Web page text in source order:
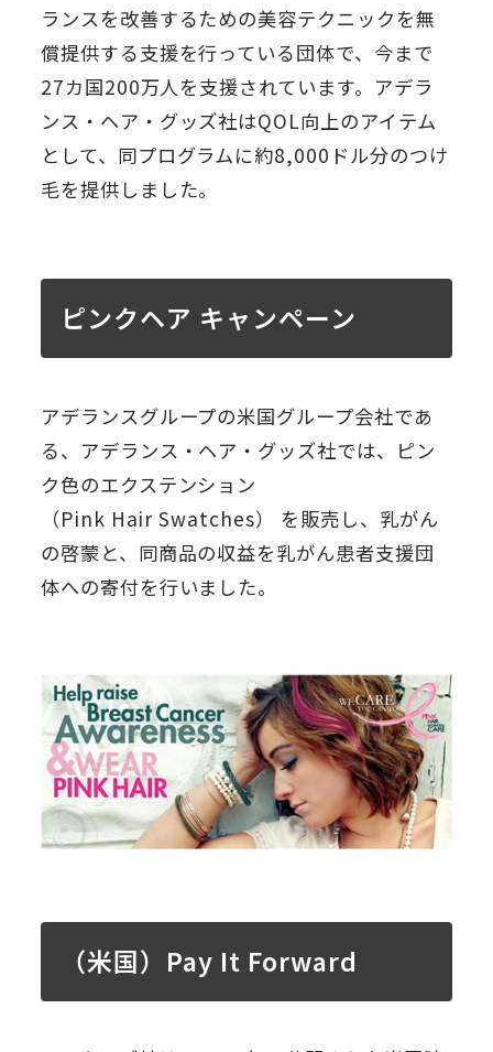
ランスを改善するための美容テクニックを無
償提供する支援を行っている団体で、今まで
27カ国200万人を支援されています。アデラ
ンス・ヘア・グッズ社はQOL向上のアイテム
として、同プログラムに約8,000ドル分のつけ
毛を提供しました。
ピンクヘア キャンペーン
アデランスグループの米国グループ会社であ
る、アデランス・ヘア・グッズ社では、ピン
ク色のエクステンション
（Pink Hair Swatches） を販売し、乳がん
の啓蒙と、同商品の収益を乳がん患者支援団
体への寄付を行いました。
（米国）Pay It Forward